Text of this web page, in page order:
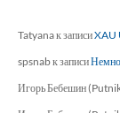
Tatyanaк записиXAU
spsnabк записи
Игорь Бебешин